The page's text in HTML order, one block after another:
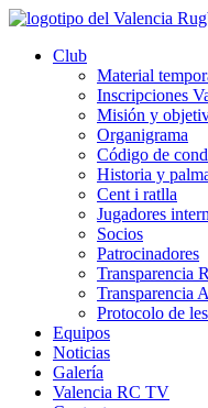
Ir
contenido
Club
Material
Inscripciones
Misión y
Organigrama
Código de
Historia y
Cent i ratlla
Jugadores
Socios
Patrocinadores
Transparencia
Transparencia
Protocolo de
Equipos
Noticias
Galería
Valencia RC TV